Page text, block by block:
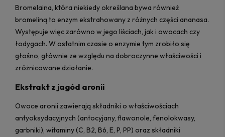
Bromelaina, która niekiedy określana bywa również
bromeliną to enzym ekstrahowany z różnych części ananasa.
Występuje więc zarówno w jego liściach, jak i owocach czy
łodygach. W ostatnim czasie o enzymie tym zrobiło się
głośno, głównie ze względu na dobroczynne właściwości i
zróżnicowane działanie.
Ekstrakt z jagód aronii
Owoce aronii zawierają składniki o właściwościach
antyoksydacyjnych (antocyjany, flawonole, fenolokwasy,
garbniki), witaminy (C, B2, B6, E, P, PP) oraz składniki